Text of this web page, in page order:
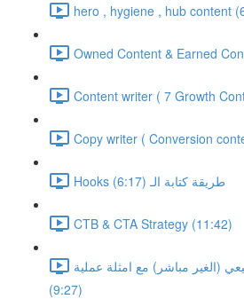
hero , hygiene , hub content
Owned Content & Earned
Content writer ( 7 Growth
Copy writer ( Conversion
Hooks طريقة كتابة الـ (6:17)
CTB & CTA Strategy (11:42)
(الغير مباشر) مع امثلة عملية
(9:27)